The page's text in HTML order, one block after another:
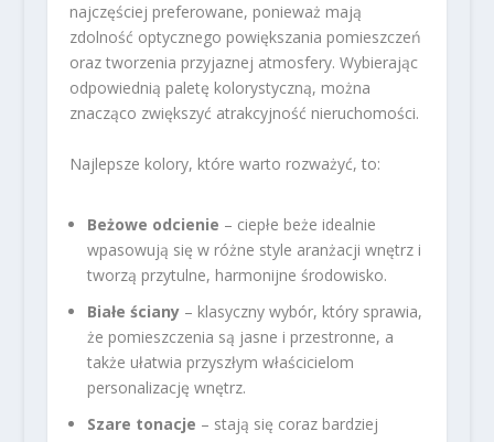
najczęściej preferowane, ponieważ mają
zdolność optycznego powiększania pomieszczeń
oraz tworzenia przyjaznej atmosfery. Wybierając
odpowiednią paletę kolorystyczną, można
znacząco zwiększyć atrakcyjność nieruchomości.
Najlepsze kolory, które warto rozważyć, to:
Beżowe odcienie – ciepłe beże idealnie
wpasowują się w różne style aranżacji wnętrz i
tworzą przytulne, harmonijne środowisko.
Białe ściany– klasyczny wybór, który sprawia,
że pomieszczenia są jasne i przestronne, a
także ułatwia przyszłym właścicielom
personalizację wnętrz.
Szare tonacje – stają się coraz bardziej